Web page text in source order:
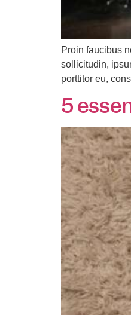
Proin faucibus
sollicitudin,
porttitor eu,
5